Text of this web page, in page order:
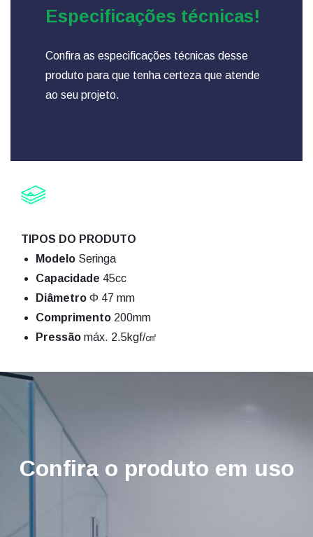
Especificações técnicas!
Confira as especificações técnicas desse
produto para que tenha certeza que atende
ao seu projeto.
TIPOS DO PRODUTO
Modelo Seringa
Capacidade 45cc
Diâmetro Φ 47 mm
Comprimento 200mm
Pressão máx. 2.5kgf/㎠
Confira o produto em uso